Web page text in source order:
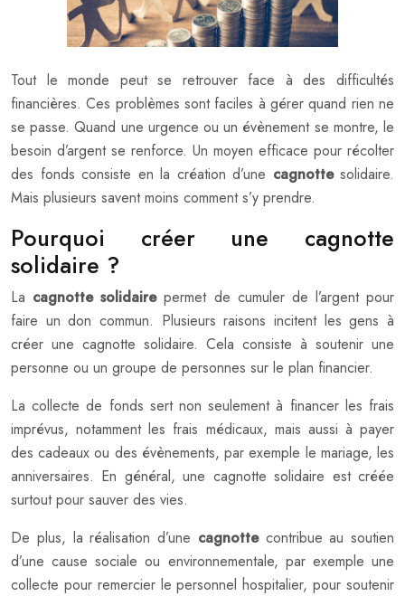
Tout le monde peut se retrouver face à des difficultés
financières. Ces problèmes sont faciles à gérer quand rien ne
se passe. Quand une urgence ou un évènement se montre, le
besoin d’argent se renforce. Un moyen efficace pour récolter
des fonds consiste en la création d’une cagnotte solidaire.
Mais plusieurs savent moins comment s’y prendre.
Pourquoi créer une cagnotte
solidaire ?
La cagnotte solidairepermet de cumuler de l’argent pour
faire un don commun. Plusieurs raisons incitent les gens à
créer une cagnotte solidaire. Cela consiste à soutenir une
personne ou un groupe de personnes sur le plan financier.
La collecte de fonds sert non seulement à financer les frais
imprévus, notamment les frais médicaux, mais aussi à payer
des cadeaux ou des évènements, par exemple le mariage, les
anniversaires. En général, une cagnotte solidaire est créée
surtout pour sauver des vies.
De plus, la réalisation d’une cagnotte contribue au soutien
d’une cause sociale ou environnementale, par exemple une
collecte pour remercier le personnel hospitalier, pour soutenir